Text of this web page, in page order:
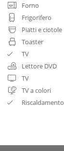
Forno
Frigorifero
Piatti e ciotole
Toaster
TV
Lettore DVD
TV
TV a colori
Riscaldamento